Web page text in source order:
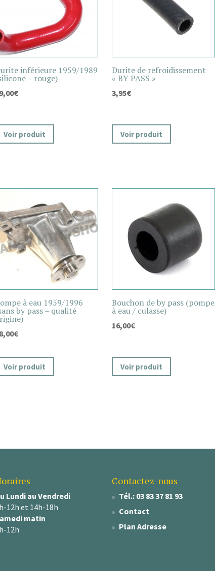
inférieure 1959/1989
– rouge)
€
Voir produit
Durite de refroidissement
« BY PASS »
3,95€
Voir produit
à eau 1959/1996
by pass – qualité
€
Voir produit
Bouchon de by pass (pompe
à eau / culasse)
16,00€
Voir produit
Lundi au Vendredi
12h et 14h-18h
matin
12h
Contactez-nous
Tél.: 03 83 37 81 93
Contact
Plan Adresse